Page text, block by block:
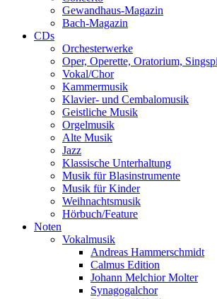
Gewandhaus-Magazin
Bach-Magazin
CDs
Orchesterwerke
Oper, Operette, Oratorium,
Vokal/Chor
Kammermusik
Klavier- und Cembalomusik
Geistliche Musik
Orgelmusik
Alte Musik
Jazz
Klassische Unterhaltung
Musik für Blasinstrumente
Musik für Kinder
Weihnachtsmusik
Hörbuch/Feature
Noten
Vokalmusik
Andreas Hammerschmidt
Calmus Edition
Johann Melchior Molter
Synagogalchor